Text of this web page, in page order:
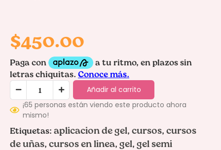
$450.00
Añadir al carrito
¡65 personas están viendo este producto ahora
mismo!
Etiquetas: aplicacion de gel, cursos, cursos
de uñas, cursos en linea, gel, gel semi